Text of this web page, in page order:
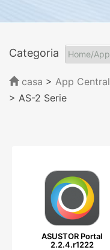
Categoria
casa > App Central
> AS-2 Serie
ASUSTOR Portal
2.2.4.r1222